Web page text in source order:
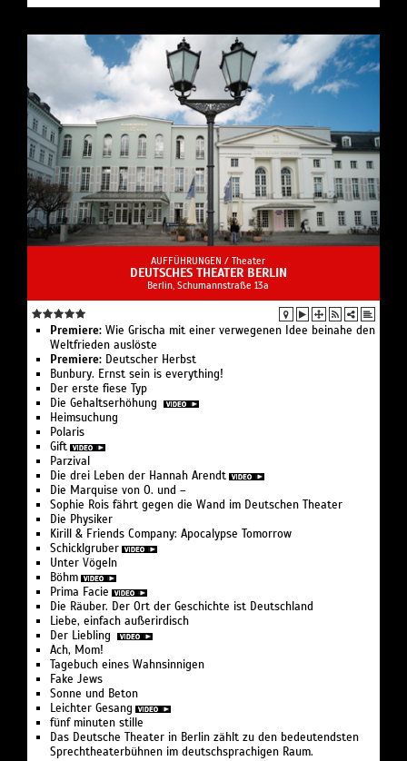
AUFFÜHRUNGEN / Theater
DEUTSCHES THEATER BERLIN
Berlin, Schumannstraße 13a
Premiere: Wie Grischa mit einer verwegenen Idee beinahe den
Weltfrieden auslöste
Premiere: Deutscher Herbst
Bunbury. Ernst sein is everything!
Der erste fiese Typ
Die Gehaltserhöhung
Heimsuchung
Polaris
Gift
Parzival
Die drei Leben der Hannah Arendt
Die Marquise von O. und –
Sophie Rois fährt gegen die Wand im Deutschen Theater
Die Physiker
Kirill & Friends Company: Apocalypse Tomorrow
Schicklgruber
Unter Vögeln
Böhm
Prima Facie
Die Räuber. Der Ort der Geschichte ist Deutschland
Liebe, einfach außerirdisch
Der Liebling
Ach, Mom!
Tagebuch eines Wahnsinnigen
Fake Jews
Sonne und Beton
Leichter Gesang
fünf minuten stille
Das Deutsche Theater in Berlin zählt zu den bedeutendsten
Sprechtheaterbühnen im deutschsprachigen Raum.